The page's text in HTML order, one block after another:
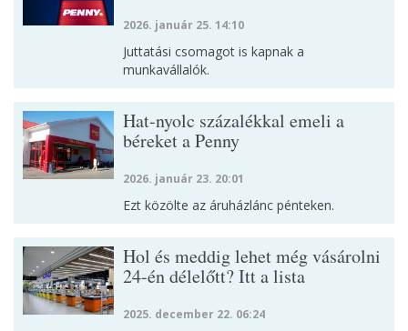
2026. január 25. 14:10
Juttatási csomagot is kapnak a
munkavállalók.
Hat-nyolc százalékkal emeli a
béreket a Penny
2026. január 23. 20:01
Ezt közölte az áruházlánc pénteken.
Hol és meddig lehet még vásárolni
24-én délelőtt? Itt a lista
2025. december 22. 06:24